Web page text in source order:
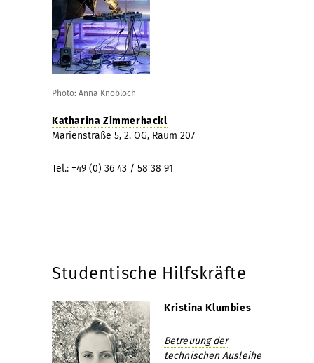
Photo: Anna Knobloch
Katharina Zimmerhackl
Marienstraße 5, 2. OG, Raum 207
Tel.: +49 (0) 36 43 / 58 38 91
Studentische Hilfskräfte
Kristina Klumbies
Betreuung der
technischen Ausleihe